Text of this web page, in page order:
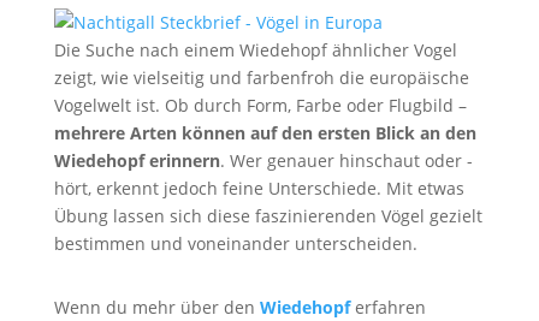
Die Suche nach einem Wiedehopf ähnlicher Vogel
zeigt, wie vielseitig und farbenfroh die europäische
Vogelwelt ist. Ob durch Form, Farbe oder Flugbild –
mehrere Arten können auf den ersten Blick an den
Wiedehopf erinnern. Wer genauer hinschaut oder -
hört, erkennt jedoch feine Unterschiede. Mit etwas
Übung lassen sich diese faszinierenden Vögel gezielt
bestimmen und voneinander unterscheiden.
Wenn du mehr über den Wiedehopf erfahren